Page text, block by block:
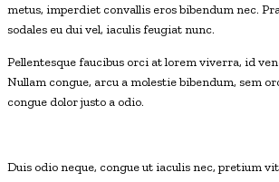
metus, imperdiet convallis eros bibendum nec.
sodales eu dui vel, iaculis feugiat nunc.
Pellentesque faucibus orci at lorem viverra, id
Nullam congue, arcu a molestie bibendum, sem
congue dolor justo a odio.
Duis odio neque, congue ut iaculis nec, pretium